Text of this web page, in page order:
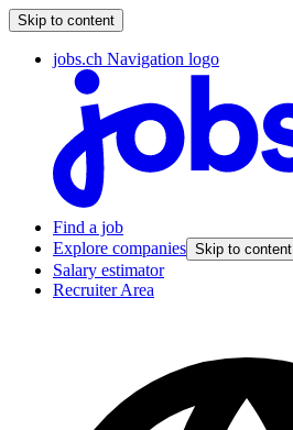
Skip to content
jobs.ch Navigation logo
Find a job
Explore companies Skip to content
Salary estimator
Recruiter Area